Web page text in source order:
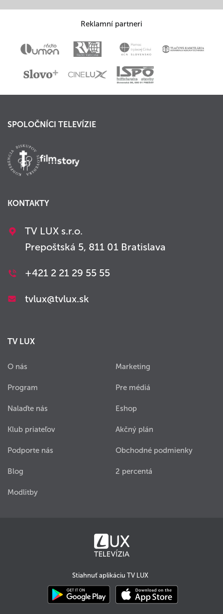
Reklamní partneri
SPOLOČNÍCI TELEVÍZIE
KONTAKTY
TV LUX s.r.o.
Prepoštská 5, 811 01 Bratislava
+421 2 21 29 55 55
tvlux@tvlux.sk
TV LUX
O nás
Program
Nalaďte nás
Klub priateľov
Podporte nás
Blog
Modlitby
Marketing
Pre médiá
Eshop
Akčný plán
Obchodné podmienky
2 percentá
Stiahnuť aplikáciu TV LUX